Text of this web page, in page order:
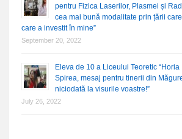
pentru Fizica Laserilor, Plasmei și
cea mai bună modalitate prin țării
care a investit în mine”
September 20, 2022
Eleva de 10 a Liceului Teoretic “Horia
Spirea, mesaj pentru tinerii din
niciodată la visurile voastre!”
July 26, 2022